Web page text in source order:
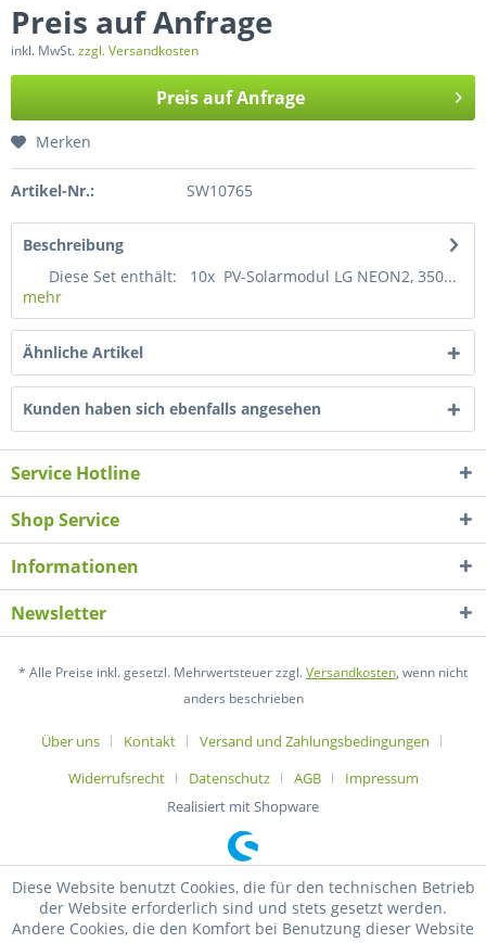
Preis auf Anfrage
inkl. MwSt.zzgl. Versandkosten
Preis auf Anfrage
Merken
Artikel-Nr.: SW10765
Beschreibung
Diese Set enthält: 10x PV-Solarmodul LG NEON2, 350...
mehr
Ähnliche Artikel
Kunden haben sich ebenfalls angesehen
Service Hotline
Shop Service
Informationen
Newsletter
* Alle Preise inkl. gesetzl. Mehrwertsteuer zzgl.Versandkosten, wenn nicht
anders beschrieben
Über uns Kontakt
Versand und Zahlungsbedingungen
Widerrufsrecht
Datenschutz AGB
Impressum
Realisiert mit Shopware
Diese Website benutzt Cookies, die für den technischen Betrieb
der Website erforderlich sind und stets gesetzt werden.
Andere Cookies, die den Komfort bei Benutzung dieser Website